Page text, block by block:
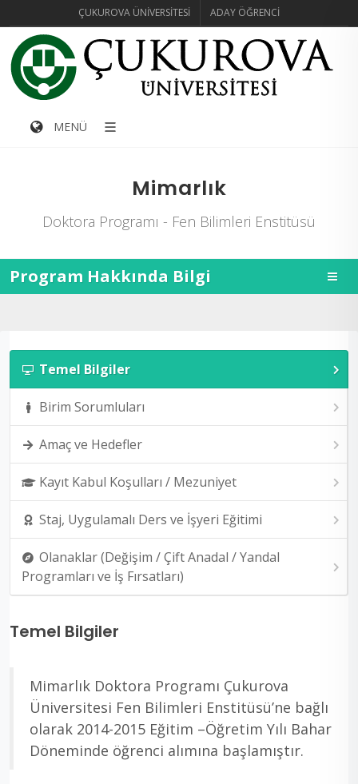
ÇUKUROVA ÜNIVERSITESI ADAY ÖĞRENCI
MENÜ
Mimarlık
Doktora Programı - Fen Bilimleri Enstitüsü
Program Hakkında Bilgi
Temel Bilgiler
Birim Sorumluları
Amaç ve Hedefler
Kayıt Kabul Koşulları / Mezuniyet
Staj, Uygulamalı Ders ve İşyeri Eğitimi
Olanaklar (Değişim / Çift Anadal / Yandal
Programları ve İş Fırsatları)
Temel Bilgiler
Mimarlık Doktora Programı Çukurova
Üniversitesi Fen Bilimleri Enstitüsü’ne bağlı
olarak 2014-2015 Eğitim –Öğretim Yılı Bahar
Döneminde öğrenci alımına başlamıştır.